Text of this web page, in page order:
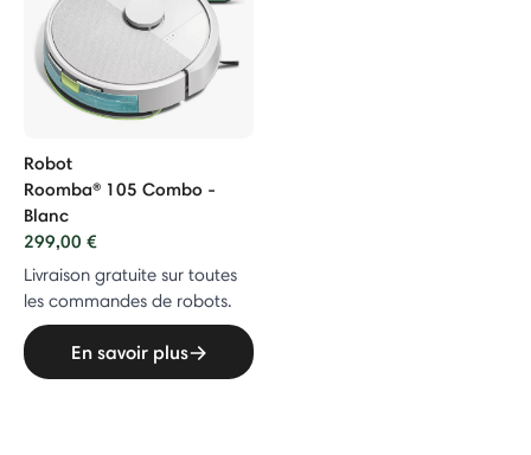
Robot
Roomba® 105 Combo -
Blanc
299,00 €
Livraison gratuite sur toutes
les commandes de robots.
En savoir plus